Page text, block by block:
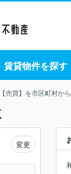
賃貸物件を探す
【売買】を市区町村か
変更